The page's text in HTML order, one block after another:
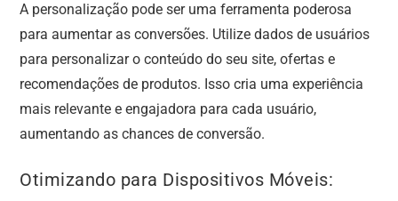
A personalização pode ser uma ferramenta poderosa
para aumentar as conversões. Utilize dados de usuários
para personalizar o conteúdo do seu site, ofertas e
recomendações de produtos. Isso cria uma experiência
mais relevante e engajadora para cada usuário,
aumentando as chances de conversão.
Otimizando para Dispositivos Móveis: